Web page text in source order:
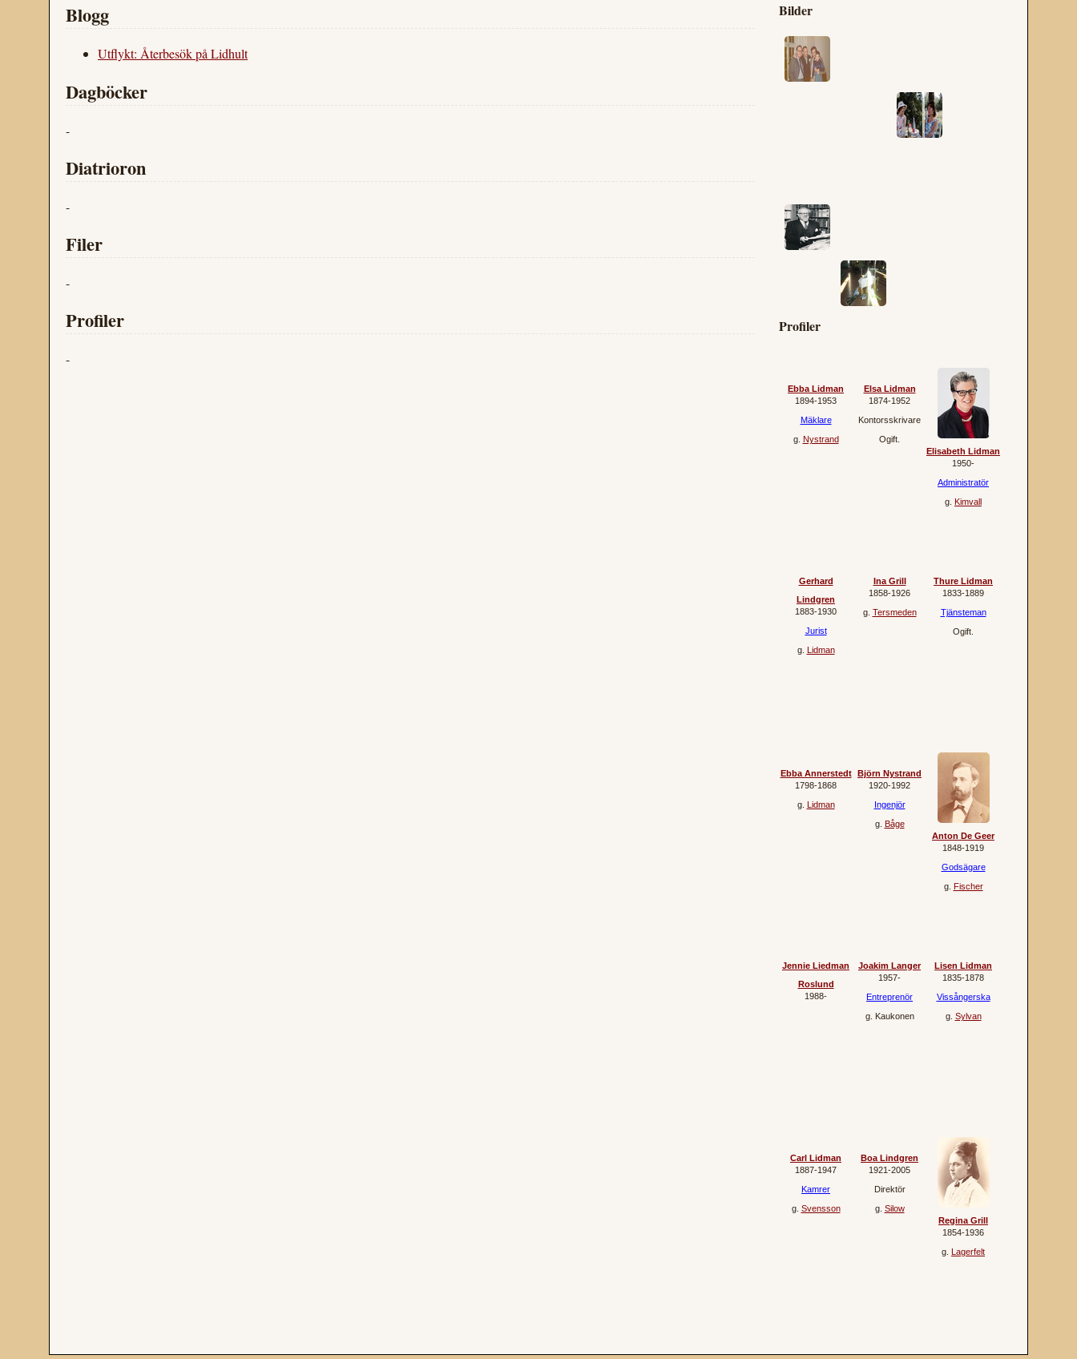
Blogg
Utflykt: Återbesök på Lidhult
Dagböcker
-
Diatrioron
-
Filer
-
Profiler
-
Bilder
Profiler
Ebba Lidman
1894‐1953
Mäklare
g. Nystrand
Elsa Lidman
1874‐1952
Kontorsskrivare
Ogift.
Elisabeth Lidman
1950‐
Administratör
g. Kimvall
Gerhard
Lindgren
1883‐1930
Jurist
g. Lidman
Ina Grill
1858‐1926
g. Tersmeden
Thure Lidman
1833‐1889
Tjänsteman
Ogift.
Ebba Annerstedt
1798‐1868
g. Lidman
Björn Nystrand
1920‐1992
Ingenjör
g. Båge
Anton De Geer
1848‐1919
Godsägare
g. Fischer
Jennie Liedman
Roslund
1988‐
Joakim Langer
1957‐
Entreprenör
g. Kaukonen
Lisen Lidman
1835‐1878
Vissångerska
g. Sylvan
Carl Lidman
1887‐1947
Kamrer
g. Svensson
Boa Lindgren
1921‐2005
Direktör
g. Silow
Regina Grill
1854‐1936
g. Lagerfelt